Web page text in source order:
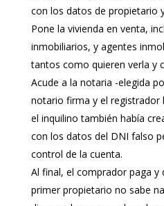
con los datos de propietario
Pone la vivienda en venta,
inmobiliarios, y agentes
tantos como quieren verla y
Acude a la notaria -elegida
notario firma y el registrador
el inquilino también había
con los datos del DNI falso
control de la cuenta.
Al final, el comprador paga y
primer propietario no sabe